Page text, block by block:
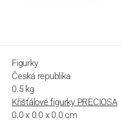
Figurky
Česká republika
0.5 kg
Křišťálové figurky PRECIOSA
0.0 x 0.0 x 0.0 cm